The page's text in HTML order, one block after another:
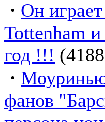
· Он
Tottenham
год !!!
·
фанов